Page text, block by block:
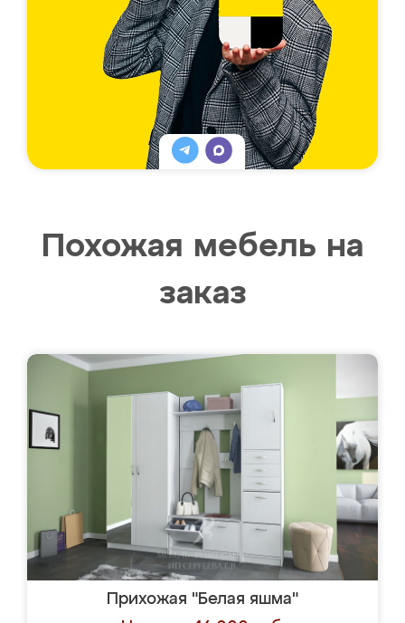
Похожая мебель на
заказ
Прихожая "Белая яшма"